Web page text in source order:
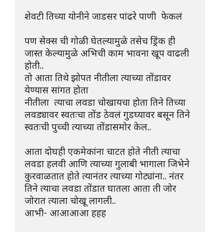
शेवटी तिच्या योनीने जाडसर पांढरे पाणी  फेकलं
पण सेक्स ची गोळी घेतल्यामुळे तसेच ड्रिंक ही
जास्त केल्यामुळे अभिची काम भावना खूप वाढली
होती..
तो आता तिथे झोपत नीतीला त्याच्या तोंडावर
येण्यास सांगत होता
नीतीला  त्याचा लवडा चोखायचा होता तिने तिच्या
लवड्यावर स्वतःचा तोंड ठेवलं गुडघ्यावर बसून तिने
स्वतःची पुच्ची त्याच्या तोंडासमोर केल..
आता दोघही एकमेकांना चाटत होते नीती त्याचा
लवडा हलवी आणि त्याच्या गुलाबी भागाला जिभेने
कुरवाळतात होते त्यानंतर त्याच्या गोट्यांना.. नंतर
तिने त्याचा लवडा तोंडात घातला आता ती जोर
जोरात त्याला चोखू लागली..
आभी- आआआआ हहह